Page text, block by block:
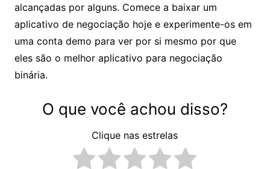
alcançadas por alguns. Comece a baixar um
aplicativo de negociação hoje e experimente-os em
uma conta demo para ver por si mesmo por que
eles são o melhor aplicativo para negociação
binária.
O que você achou disso?
Clique nas estrelas